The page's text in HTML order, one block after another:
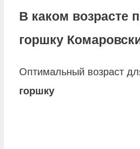
В каком возрасте
горшку
Оптимальный возраст
горшку